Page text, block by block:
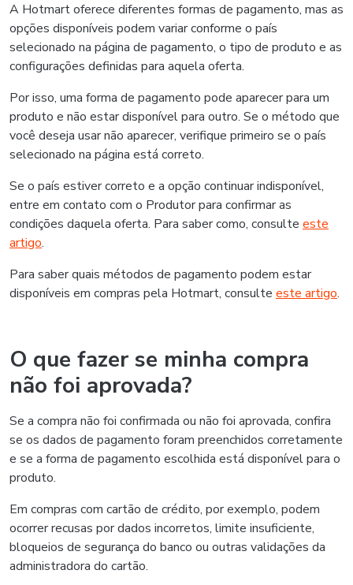
A Hotmart oferece diferentes formas de pagamento, mas as
opções disponíveis podem variar conforme o país
selecionado na página de pagamento, o tipo de produto e as
configurações definidas para aquela oferta.
Por isso, uma forma de pagamento pode aparecer para um
produto e não estar disponível para outro. Se o método que
você deseja usar não aparecer, verifique primeiro se o país
selecionado na página está correto.
Se o país estiver correto e a opção continuar indisponível,
entre em contato com o Produtor para confirmar as
condições daquela oferta. Para saber como, consulte este
artigo.
Para saber quais métodos de pagamento podem estar
disponíveis em compras pela Hotmart, consulte este artigo.
O que fazer se minha compra
não foi aprovada?
Se a compra não foi confirmada ou não foi aprovada, confira
se os dados de pagamento foram preenchidos corretamente
e se a forma de pagamento escolhida está disponível para o
produto.
Em compras com cartão de crédito, por exemplo, podem
ocorrer recusas por dados incorretos, limite insuficiente,
bloqueios de segurança do banco ou outras validações da
administradora do cartão.